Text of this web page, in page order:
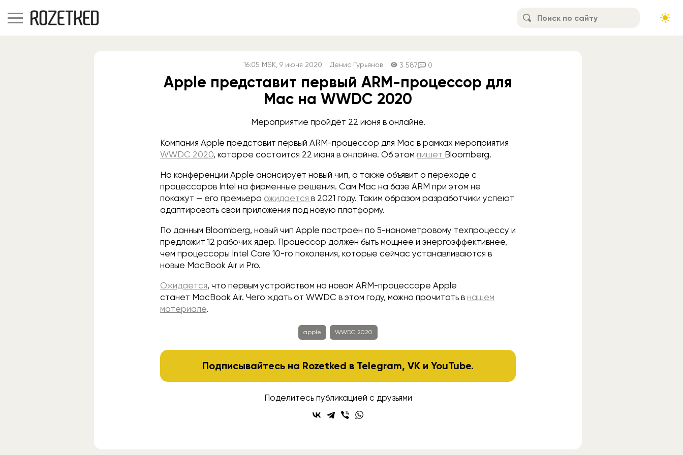
16:05 MSK , 9 июня 2020 Денис Гурьянов 3 587 0
Apple представит первый ARM-процессор для
Mac на WWDC 2020
Мероприятие пройдёт 22 июня в онлайне.
Компания Apple представит первый ARM-процессор для Mac в рамках мероприятия
WWDC 2020, которое состоится 22 июня в онлайне. Об этом пишет Bloomberg.
На конференции Apple анонсирует новый чип, а также объявит о переходе с
процессоров Intel на фирменные решения. Сам Mac на базе ARM при этом не
покажут — его премьера ожидаетсяв 2021 году. Таким образом разработчики успеют
адаптировать свои приложения под новую платформу.
По данным Bloomberg, новый чип Apple построен по 5-нанометровому техпроцессу и
предложит 12 рабочих ядер. Процессор должен быть мощнее и энергоэффективнее,
чем процессоры Intel Core 10-го поколения, которые сейчас устанавливаются в
новые MacBook Air и Pro.
Ожидается, что первым устройством на новом ARM-процессоре Apple
станет MacBook Air. Чего ждать от WWDC в этом году, можно прочитать в нашем
материале.
apple WWDC 2020
Подписывайтесь на Rozetked в Telegram,VK иYouTube.
Поделитесь публикацией с друзьями